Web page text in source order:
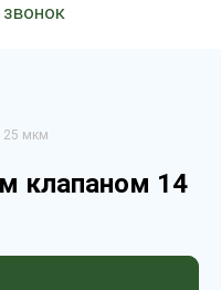
25 мкм
клапаном 14